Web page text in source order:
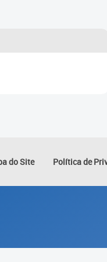
do Site Política de